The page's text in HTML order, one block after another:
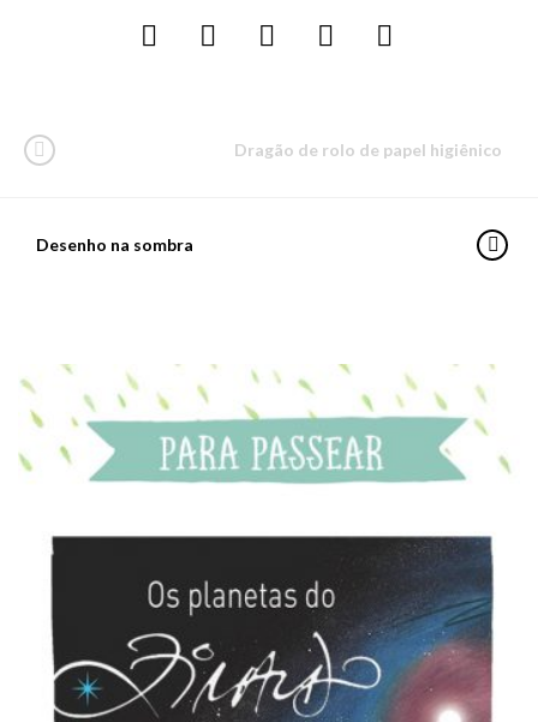
Dragão de rolo de papel higiênico
Desenho na sombra